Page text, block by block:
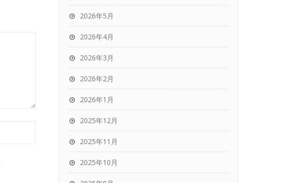
2026年5月
2026年4月
2026年3月
2026年2月
2026年1月
2025年12月
2025年11月
2025年10月